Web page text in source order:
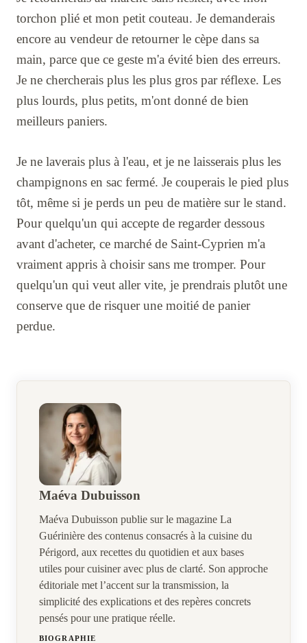
torchon plié et mon petit couteau. Je demanderais
encore au vendeur de retourner le cèpe dans sa
main, parce que ce geste m'a évité bien des erreurs.
Je ne chercherais plus les plus gros par réflexe. Les
plus lourds, plus petits, m'ont donné de bien
meilleurs paniers.
Je ne laverais plus à l'eau, et je ne laisserais plus les
champignons en sac fermé. Je couperais le pied plus
tôt, même si je perds un peu de matière sur le stand.
Pour quelqu'un qui accepte de regarder dessous
avant d'acheter, ce marché de Saint-Cyprien m'a
vraiment appris à choisir sans me tromper. Pour
quelqu'un qui veut aller vite, je prendrais plutôt une
conserve que de risquer une moitié de panier
perdue.
Maéva Dubuisson
Maéva Dubuisson publie sur le magazine La
Guérinière des contenus consacrés à la cuisine du
Périgord, aux recettes du quotidien et aux bases
utiles pour cuisiner avec plus de clarté. Son approche
éditoriale met l’accent sur la transmission, la
simplicité des explications et des repères concrets
pensés pour une pratique réelle.
BIOGRAPHIE